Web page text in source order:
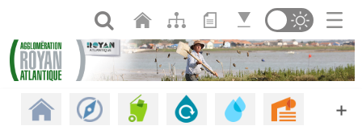
Saut au contenu principalOuvrir la rechercheChanger de
Revenir à l'accueil
Les communesGestion des déchets
AssainissementEau potable, eau
+
Panneau de gestion des cookies